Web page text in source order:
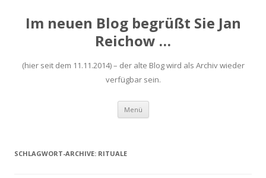
Im neuen Blog begrüßt Sie Jan
Reichow …
(hier seit dem 11.11.2014) – der alte Blog wird als Archiv wieder
verfügbar sein.
Menü Zum
springen
SCHLAGWORT-ARCHIVE: RITUALE